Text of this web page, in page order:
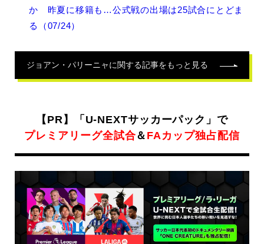
ャ
連
か 昨夏に移籍も…公式戦の出場は25試合にとどま
る（07/24）
ジョアン・パリーニャに関する記事をもっと見る
【PR】「U-NEXTサッカーパック」で
プレミアリーグ全試合＆ FAカップ独占配信